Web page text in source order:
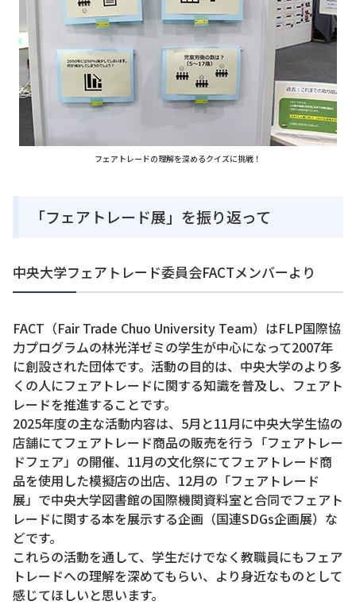
フェアトレードの理解を深めるクイズに挑戦！
「フェアトレード展」を振り返って
中央大学フェアトレード委員会FACTメンバーより
FACT（Fair Trade Chuo University Team）はFLP国際協
力プログラムの林光洋ゼミの学生が中心になって2007年
に創設された団体です。活動の目的は、中央大学のより多
くの人にフェアトレードに関する知識を普及し、フェアト
レードを推進することです。
2025年度の主な活動内容は、5月と11月に中央大学生協の
店舗にてフェアトレード商品の販売を行う「フェアトレー
ドフェア」の開催、11月の文化祭にてフェアトレード商
品を使用した模擬店の出店、12月の「フェアトレード
展」で中央大学図書館の国際機関資料室と合同でフェアト
レードに関する本を展示する企画（国連SDGs企画展）な
どです。
これらの活動を通して、学生だけでなく教職員にもフェア
トレードへの理解を深めてもらい、より身近なものとして
感じてほしいと思います。